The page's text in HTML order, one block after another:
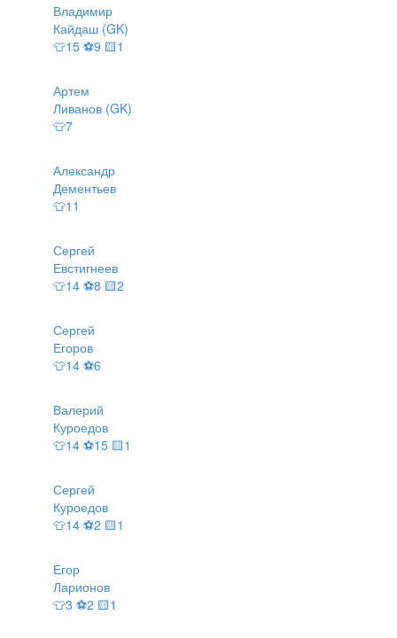
Владимир
Кайдаш (GK)
👕15 ⚽9 🟨1
Артем
Ливанов (GK)
👕7
Александр
Дементьев
👕11
Сергей
Евстигнеев
👕14 ⚽8 🟨2
Сергей
Егоров
👕14 ⚽6
Валерий
Куроедов
👕14 ⚽15 🟨1
Сергей
Куроедов
👕14 ⚽2 🟨1
Егор
Ларионов
👕3 ⚽2 🟨1